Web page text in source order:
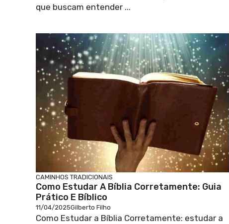
que buscam entender ...
CAMINHOS TRADICIONAIS
Como Estudar A Bíblia Corretamente: Guia
Prático E Bíblico
11/04/2025Gilberto Filho
Como Estudar a Bíblia Corretamente: estudar a